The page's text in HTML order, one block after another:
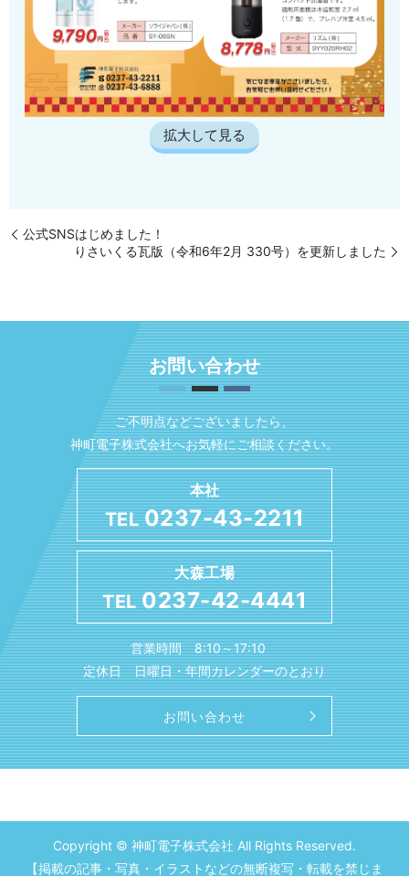
拡大して見る
公式SNSはじめました！
りさいくる瓦版（令和6年2月 330号）を更新しました
お問い合わせ
ご不明点などございましたら、
神町電子株式会社へお気軽にご相談ください。
本社
TEL0237-43-2211
大森工場
TEL0237-42-4441
営業時間 8:10～17:10
定休日 日曜日・年間カレンダーのとおり
お問い合わせ
Copyright © 神町電子株式会社 All Rights Reserved.
【掲載の記事・写真・イラストなどの無断複写・転載を禁じま